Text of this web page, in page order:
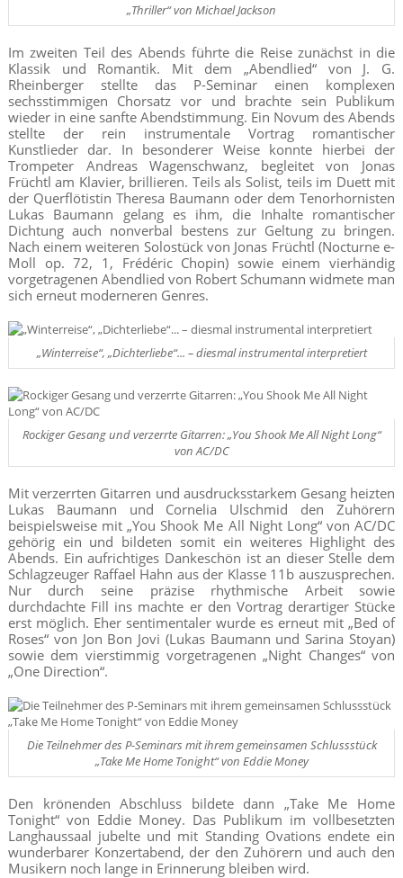
„Thriller“ von Michael Jackson
Im zweiten Teil des Abends führte die Reise zunächst in die
Klassik und Romantik. Mit dem „Abendlied“ von J. G.
Rheinberger stellte das P-Seminar einen komplexen
sechsstimmigen Chorsatz vor und brachte sein Publikum
wieder in eine sanfte Abendstimmung. Ein Novum des Abends
stellte der rein instrumentale Vortrag romantischer
Kunstlieder dar. In besonderer Weise konnte hierbei der
Trompeter Andreas Wagenschwanz, begleitet von Jonas
Früchtl am Klavier, brillieren. Teils als Solist, teils im Duett mit
der Querflötistin Theresa Baumann oder dem Tenorhornisten
Lukas Baumann gelang es ihm, die Inhalte romantischer
Dichtung auch nonverbal bestens zur Geltung zu bringen.
Nach einem weiteren Solostück von Jonas Früchtl (Nocturne e-
Moll op. 72, 1, Frédéric Chopin) sowie einem vierhändig
vorgetragenen Abendlied von Robert Schumann widmete man
sich erneut moderneren Genres.
„Winterreise“, „Dichterliebe“... – diesmal instrumental interpretiert
Rockiger Gesang und verzerrte Gitarren: „You Shook Me All Night Long“
von AC/DC
Mit verzerrten Gitarren und ausdrucksstarkem Gesang heizten
Lukas Baumann und Cornelia Ulschmid den Zuhörern
beispielsweise mit „You Shook Me All Night Long“ von AC/DC
gehörig ein und bildeten somit ein weiteres Highlight des
Abends. Ein aufrichtiges Dankeschön ist an dieser Stelle dem
Schlagzeuger Raffael Hahn aus der Klasse 11b auszusprechen.
Nur durch seine präzise rhythmische Arbeit sowie
durchdachte Fill ins machte er den Vortrag derartiger Stücke
erst möglich. Eher sentimentaler wurde es erneut mit „Bed of
Roses“ von Jon Bon Jovi (Lukas Baumann und Sarina Stoyan)
sowie dem vierstimmig vorgetragenen „Night Changes“ von
„One Direction“.
Die Teilnehmer des P-Seminars mit ihrem gemeinsamen Schlussstück
„Take Me Home Tonight“ von Eddie Money
Den krönenden Abschluss bildete dann „Take Me Home
Tonight“ von Eddie Money. Das Publikum im vollbesetzten
Langhaussaal jubelte und mit Standing Ovations endete ein
wunderbarer Konzertabend, der den Zuhörern und auch den
Musikern noch lange in Erinnerung bleiben wird.